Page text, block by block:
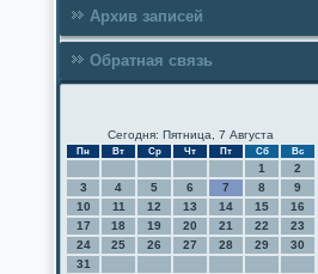
Архив записей
Обратная связь
Сегодня: Пятница, 7 Августа
Пн Вт Ср Чт Пт Сб Вс
1
2
3
4 5 6 7 8
9
10
11 12 13 14 15
16
17
18 19 20 21 22
23
24
25 26 27 28 29
30
31